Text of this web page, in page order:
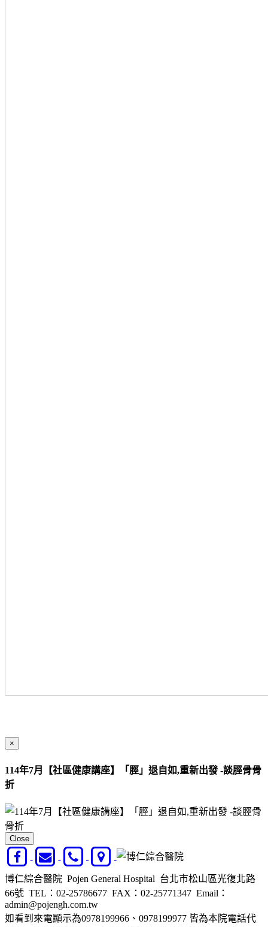
×
114年7月【社區健康講座】「脛」退自如,重新出發 -談脛骨骨
折
Close
博仁綜合醫院 Pojen General Hospital 台北市松山區光復北路
66號 TEL：02-25786677 FAX：02-25771347 Email：
admin@pojengh.com.tw
如看到來電顯示為0978199966、0978199977 皆為本院電話代